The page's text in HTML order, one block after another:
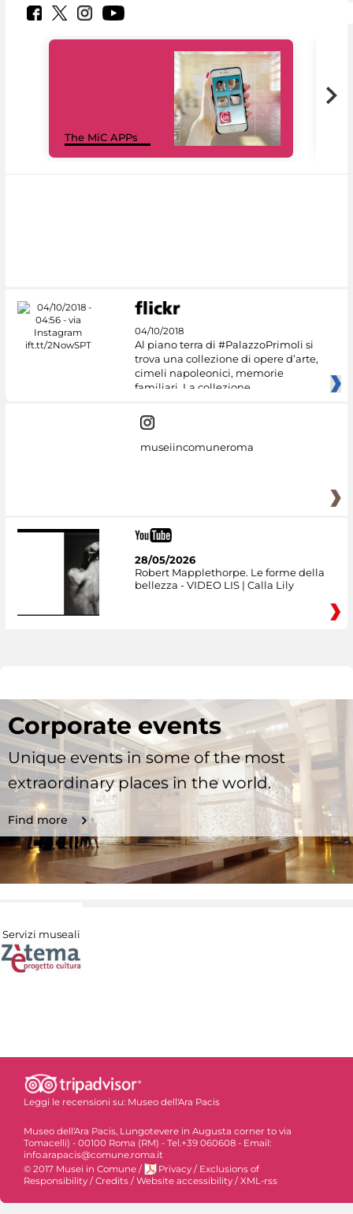
The MiC APPs
04/10/2018
Al piano terra di #PalazzoPrimoli si
trova una collezione di opere d’arte,
cimeli napoleonici, memorie
familiari. La collezione
museiincomuneroma
28/05/2026
Robert Mapplethorpe. Le forme della
bellezza - VIDEO LIS | Calla Lily
Corporate events
Unique events in some of the most
extraordinary places in the world.
Find more
Servizi museali
Leggi le recensioni su: Museo dell'Ara Pacis
Museo dell'Ara Pacis, Lungotevere in Augusta corner to via
Tomacelli) - 00100 Roma (RM) - Tel.+39 060608 - Email:
info.arapacis@comune.roma.it
© 2017 Musei in Comune / Privacy / Exclusions of
Responsibility /Credits /Website accessibility /XML-rss